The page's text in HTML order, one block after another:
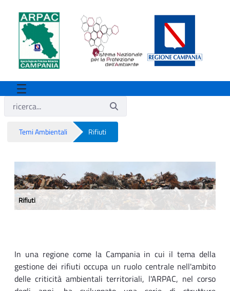
Temi Ambientali Rifiuti
Rifiuti
Rifiuti
In una regione come la Campania in cui il tema della
gestione dei rifiuti occupa un ruolo centrale nell'ambito
delle criticità ambientali territoriali, l'ARPAC, nel corso